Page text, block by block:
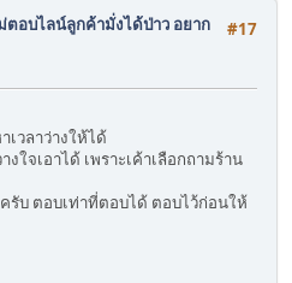
#17
ตอบไลน์ลูกค้ามั่งได้ป่าว อยาก
วลาว่างให้ได้
ใจเอาได้ เพราะเค้าเลือกถามร้าน
รับ ตอบเท่าที่ตอบได้ ตอบไว้ก่อนให้